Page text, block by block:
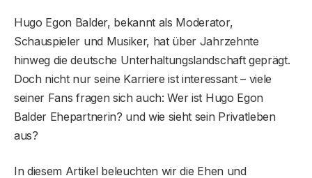
Hugo Egon Balder, bekannt als Moderator,
Schauspieler und Musiker, hat über Jahrzehnte
hinweg die deutsche Unterhaltungslandschaft geprägt.
Doch nicht nur seine Karriere ist interessant – viele
seiner Fans fragen sich auch: Wer ist Hugo Egon
Balder Ehepartnerin? und wie sieht sein Privatleben
aus?
In diesem Artikel beleuchten wir die Ehen und